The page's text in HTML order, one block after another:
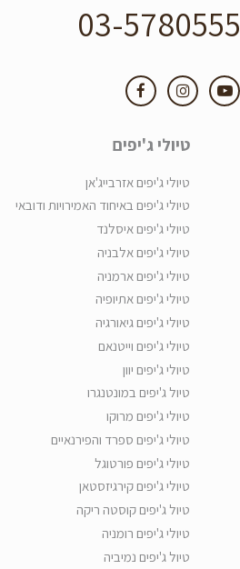
03-5780555
טיולי ג'יפים
טיולי ג'יפים אזרבייג'אן
טיולי ג'יפים באיחוד האמירויות ודובאי
טיולי ג'יפים איסלנד
טיולי ג'יפים אלבניה
טיולי ג'יפים ארמניה
טיולי ג'יפים אתיופיה
טיולי ג'יפים גיאורגיה
טיולי ג'יפים וייטנאם
טיולי ג'יפים יוון
טיול ג'יפים במונטנגרו
טיולי ג'יפים מרוקו
טיולי ג'יפים ספרד והפירנאיים
טיולי ג'יפים פורטוגל
טיולי ג'יפים קירגיזסטאן
טיול ג'יפים קוסטה ריקה
טיולי ג'יפים רומניה
טיול ג'יפים נמיביה